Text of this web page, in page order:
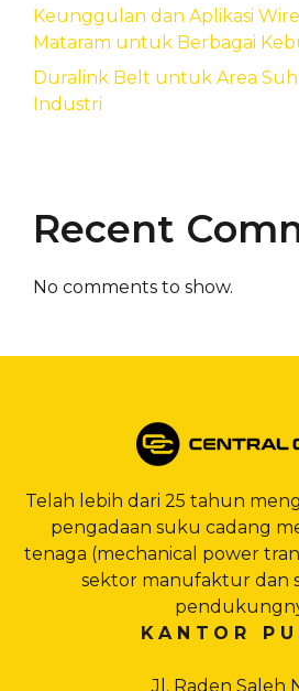
Keunggulan dan Aplikasi
Mataram untuk Berbagai
Duralink Belt untuk Area
Industri
Recent
No comments to show.
Telah lebih dari 25 tahun
pengadaan suku cadang
tenaga (mechanical power
sektor manufaktur dan
KANTOR
Jl. Raden Saleh